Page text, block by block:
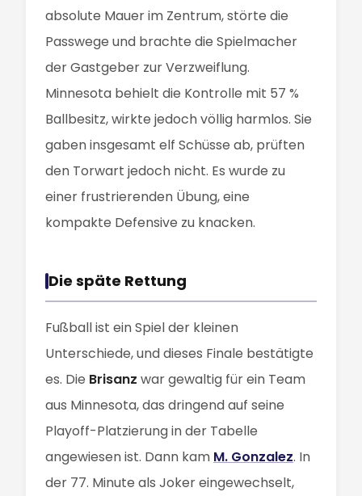
absolute Mauer im Zentrum, störte die
Passwege und brachte die Spielmacher
der Gastgeber zur Verzweiflung.
Minnesota behielt die Kontrolle mit 57 %
Ballbesitz, wirkte jedoch völlig harmlos. Sie
gaben insgesamt elf Schüsse ab, prüften
den Torwart jedoch nicht. Es wurde zu
einer frustrierenden Übung, eine
kompakte Defensive zu knacken.
Die späte Rettung
Fußball ist ein Spiel der kleinen
Unterschiede, und dieses Finale bestätigte
es. Die Brisanz war gewaltig für ein Team
aus Minnesota, das dringend auf seine
Playoff-Platzierung in der Tabelle
angewiesen ist. Dann kam M. Gonzalez. In
der 77. Minute als Joker eingewechselt,